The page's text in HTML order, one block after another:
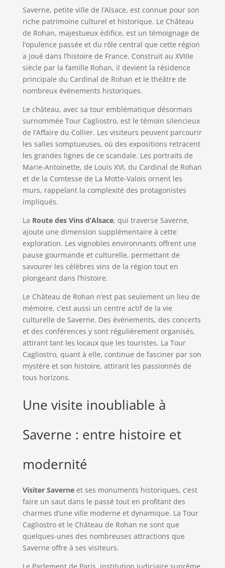
Saverne, petite ville de l’Alsace, est connue pour son
riche patrimoine culturel et historique. Le Château
de Rohan, majestueux édifice, est un témoignage de
l’opulence passée et du rôle central que cette région
a joué dans l’histoire de France. Construit au XVIIIe
siècle par la famille Rohan, il devient la résidence
principale du Cardinal de Rohan et le théâtre de
nombreux événements historiques.
Le château, avec sa tour emblématique désormais
surnommée Tour Cagliostro, est le témoin silencieux
de l’Affaire du Collier. Les visiteurs peuvent parcourir
les salles somptueuses, où des expositions retracent
les grandes lignes de ce scandale. Les portraits de
Marie-Antoinette, de Louis XVI, du Cardinal de Rohan
et de la Comtesse de La Motte-Valois ornent les
murs, rappelant la complexité des protagonistes
impliqués.
La Route des Vins d’Alsace, qui traverse Saverne,
ajoute une dimension supplémentaire à cette
exploration. Les vignobles environnants offrent une
pause gourmande et culturelle, permettant de
savourer les célèbres vins de la région tout en
plongeant dans l’histoire.
Le Château de Rohan n’est pas seulement un lieu de
mémoire, c’est aussi un centre actif de la vie
culturelle de Saverne. Des événements, des concerts
et des conférences y sont régulièrement organisés,
attirant tant les locaux que les touristes. La Tour
Cagliostro, quant à elle, continue de fasciner par son
mystère et son histoire, attirant les passionnés de
tous horizons.
Une visite inoubliable à
Saverne : entre histoire et
modernité
Visiter Saverneet ses monuments historiques, c’est
faire un saut dans le passé tout en profitant des
charmes d’une ville moderne et dynamique. La Tour
Cagliostro et le Château de Rohan ne sont que
quelques-unes des nombreuses attractions que
Saverne offre à ses visiteurs.